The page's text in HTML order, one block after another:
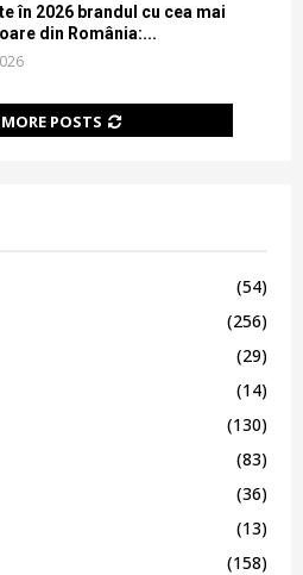
în 2026 brandul cu cea mai
din România:...
POSTS
(54)
(256)
(29)
(14)
(130)
(83)
(36)
(13)
(158)